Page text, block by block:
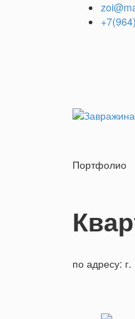
Портфолио
по адресу: